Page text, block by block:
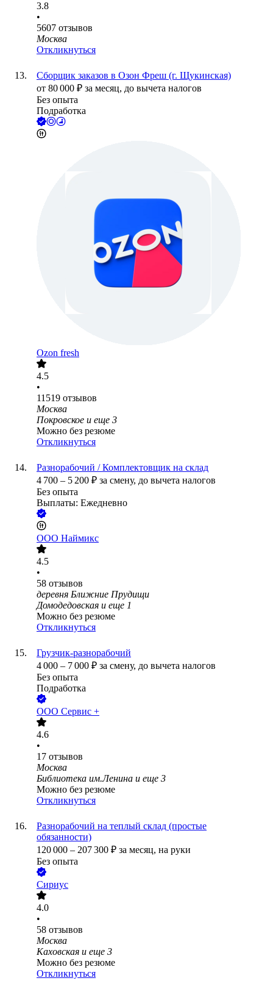
3.8
•
5607 отзывов
Москва
Откликнуться
Сборщик заказов в Озон Фреш (г. Щукинская)
от 80 000 ₽ за месяц, до вычета налогов
Без опыта
Подработка
Ozon fresh
4.5
•
11519 отзывов
Москва
Покровское и еще 3
Можно без резюме
Откликнуться
Разнорабочий / Комплектовщик на склад
4 700 – 5 200 ₽ за смену, до вычета налогов
Без опыта
Выплаты: Ежедневно
ООО Наймикс
4.5
•
58 отзывов
деревня Ближние Прудищи
Домодедовская и еще 1
Можно без резюме
Откликнуться
Грузчик-разнорабочий
4 000 – 7 000 ₽ за смену, до вычета налогов
Без опыта
Подработка
ООО Сервис +
4.6
•
17 отзывов
Москва
Библиотека им.Ленина и еще 3
Можно без резюме
Откликнуться
Разнорабочий на теплый склад (простые
обязанности)
120 000 – 207 300 ₽ за месяц, на руки
Без опыта
Сириус
4.0
•
58 отзывов
Москва
Каховская и еще 3
Можно без резюме
Откликнуться